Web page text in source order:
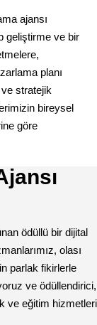
ajansı
geliştirme ve bir
planı
stratejik
bireysel
göre
ödüllü bir dijital
olası
parlak fikirlerle
ve ödüllendirici,
ve eğitim hizmetleri